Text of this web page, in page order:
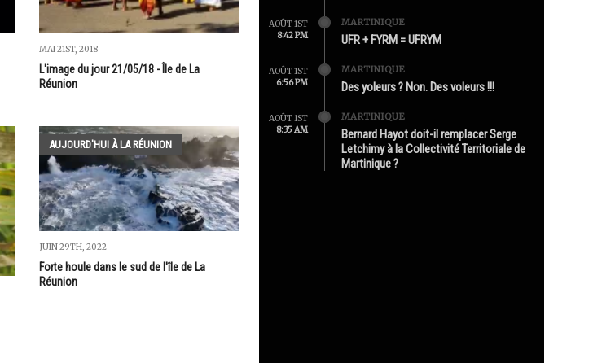
MAI 21ST, 2018
L'image du jour 21/05/18 - Île de La
Réunion
AUJOURD'HUI À LA RÉUNION
JUIN 29TH, 2022
Forte houle dans le sud de l'île de La
Réunion
AOÛT 1ST
8:42 PM
MARTINIQUE
UFR + FYRM = UFRYM
AOÛT 1ST
6:56 PM
MARTINIQUE
Des yoleurs ? Non. Des voleurs !!!
AOÛT 1ST
8:35 AM
MARTINIQUE
Bernard Hayot doit-il remplacer Serge
Letchimy à la Collectivité Territoriale de
Martinique ?